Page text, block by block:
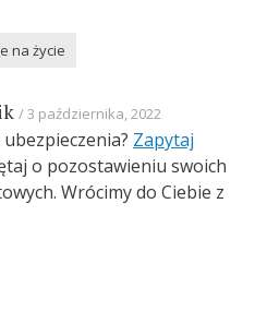
na życie
3 października, 2022
Zapytaj
o pozostawieniu swoich
Wrócimy do Ciebie z